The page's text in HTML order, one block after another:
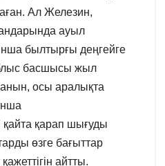
Ал Железин,
ауыл
былтырғы деңгейге
басшысы жыл
осы аралықта
қайта қарап шығуды
өзге бағыттар
айтты.